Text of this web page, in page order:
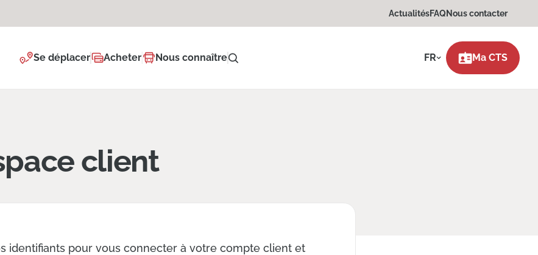
ActualitésFAQ Nous contacter
Se déplacer Acheter Nous connaître FR Ma CTS
client
identifiants pour vous connecter à votre compte client et